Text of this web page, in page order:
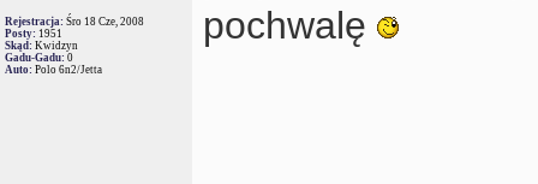
Rejestracja: Śro 18 Cze, 2008
Posty: 1951
Skąd: Kwidzyn
Gadu-Gadu: 0
Auto: Polo 6n2/Jetta
pochwalę